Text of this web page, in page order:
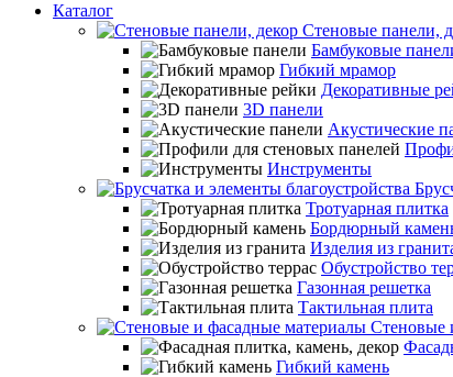
Каталог
Стеновые панели,
Бамбуковые
Гибкий мрамор
Декоративные
3D панели
Акустические
Инструменты
Тротуарная плитка
Бордюрный
Изделия из
Обустройство
Газонная решетка
Тактильная плита
Стеновые
Гибкий камень